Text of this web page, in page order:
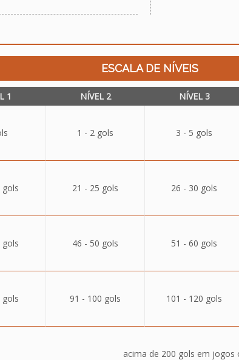
ESCALA DE NÍVEIS
1 NÍVEL 2 NÍVEL 3
1 - 2 gols 3 - 5 gols
gols 21 - 25 gols 26 - 30 gols
gols 46 - 50 gols 51 - 60 gols
gols 91 - 100 gols 101 - 120 gols
acima de 200 gols em jogos